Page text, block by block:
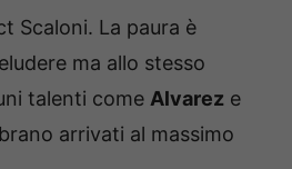
Scaloni. La paura è
ma allo stesso
talenti come Alvarez e
arrivati al massimo